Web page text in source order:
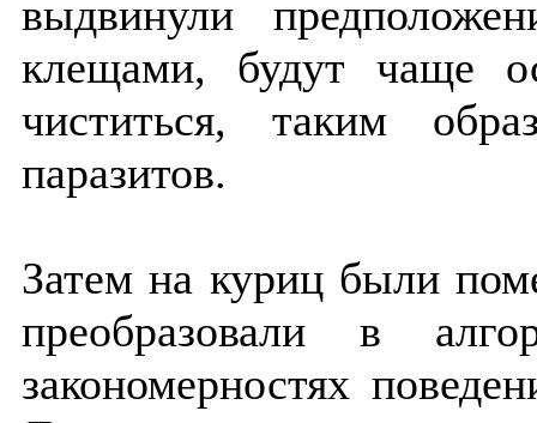
выдвинули
клещами, будут чаще
чиститься, таким
паразитов.
Затем на куриц были
преобразовали в
закономерностях